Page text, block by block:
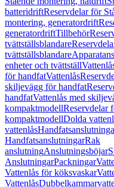
batteridriftReservdelar för
montering, generatordrift
generatordriftTillbehör
tvättställsblandare
tvättställsblandare
enheter och tvättställ
för handfatVattenlås
skiljevägg för handfat
handfatVattenlås med
kompaktmodellReservdelar
kompaktmodellDolda
vattenlås
HandfatsanslutningarRak
anslutningAnslutningsböjar
AnslutningarPackningar
Vattenlås för köksvaskar
Vattenlås